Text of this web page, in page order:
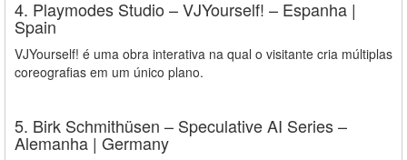
4. Playmodes Studio – VJYourself! – Espanha |
Spain
​VJYourself! é uma obra​ interativa​ na qual o visitante ​cria​ múltiplas
​coreografias em um único plano.
5. Birk Schmithüsen – Speculative AI Series –
Alemanha | Germany